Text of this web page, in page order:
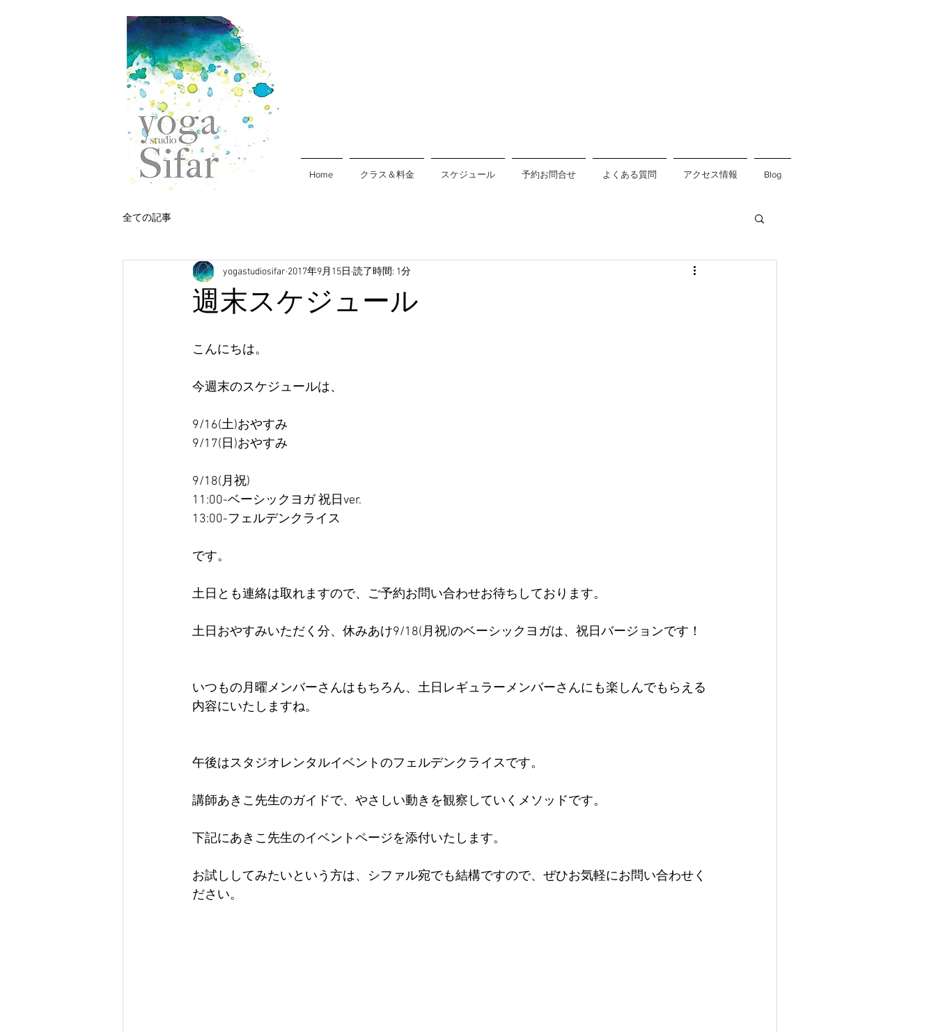
Home クラス＆料金 スケジュール 予約お問合せ よくある質問 アクセス情報 Blog
全ての記事
週末スケジュール
yogastudiosifar 2017年9月15日 読了時間: 1分
こんにちは。
今週末のスケジュールは、
9/16(土)おやすみ
9/17(日)おやすみ
9/18(月祝)
11:00-ベーシックヨガ 祝日ver.
13:00-フェルデンクライス
です。
土日とも連絡は取れますので、ご予約お問い合わせお待ちしております。
土日おやすみいただく分、休みあけ9/18(月祝)のベーシックヨガは、祝日バージョンです！
いつもの月曜メンバーさんはもちろん、土日レギュラーメンバーさんにも楽しんでもらえる
内容にいたしますね。
午後はスタジオレンタルイベントのフェルデンクライスです。
講師あきこ先生のガイドで、やさしい動きを観察していくメソッドです。
下記にあきこ先生のイベントページを添付いたします。
お試ししてみたいという方は、シファル宛でも結構ですので、ぜひお気軽にお問い合わせく
ださい。